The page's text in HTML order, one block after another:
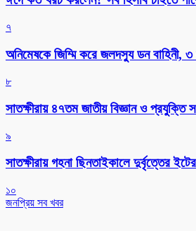
৭
অনিমেষকে জিম্মি করে জলদস্যু ডন
৮
সাতক্ষীরায় ৪৭তম জাতীয় বিজ্ঞান ও প্রযুক্তি
৯
সাতক্ষীরায় গহনা ছিনতাইকালে দুর্বৃত্তের
১০
জনপ্রিয় সব খবর